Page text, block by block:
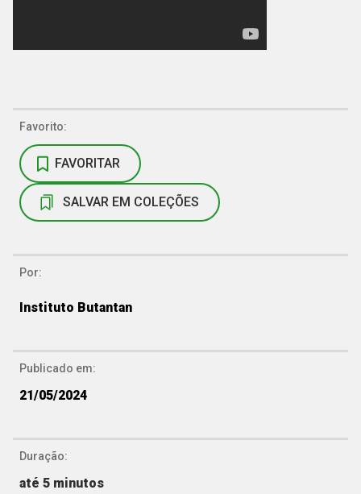
Favorito:
FAVORITAR
SALVAR EM COLEÇÕES
Por:
Instituto Butantan
Publicado em:
21/05/2024
Duração:
até 5 minutos